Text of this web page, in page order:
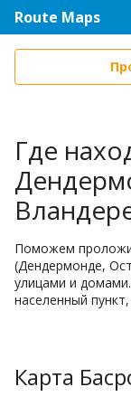
Route Maps
Где
Поможем
(Дендермонде,
улицами и
населенный
Карта